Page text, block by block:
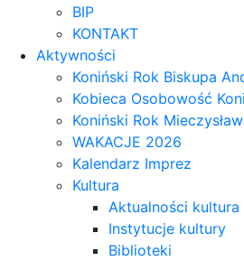
BIP
KONTAKT
Aktywności
Koniński Rok Biskupa
Kobieca Osobowość
Koniński Rok
WAKACJE 2026
Kalendarz Imprez
Kultura
Aktualności kultura
Instytucje kultury
Biblioteki